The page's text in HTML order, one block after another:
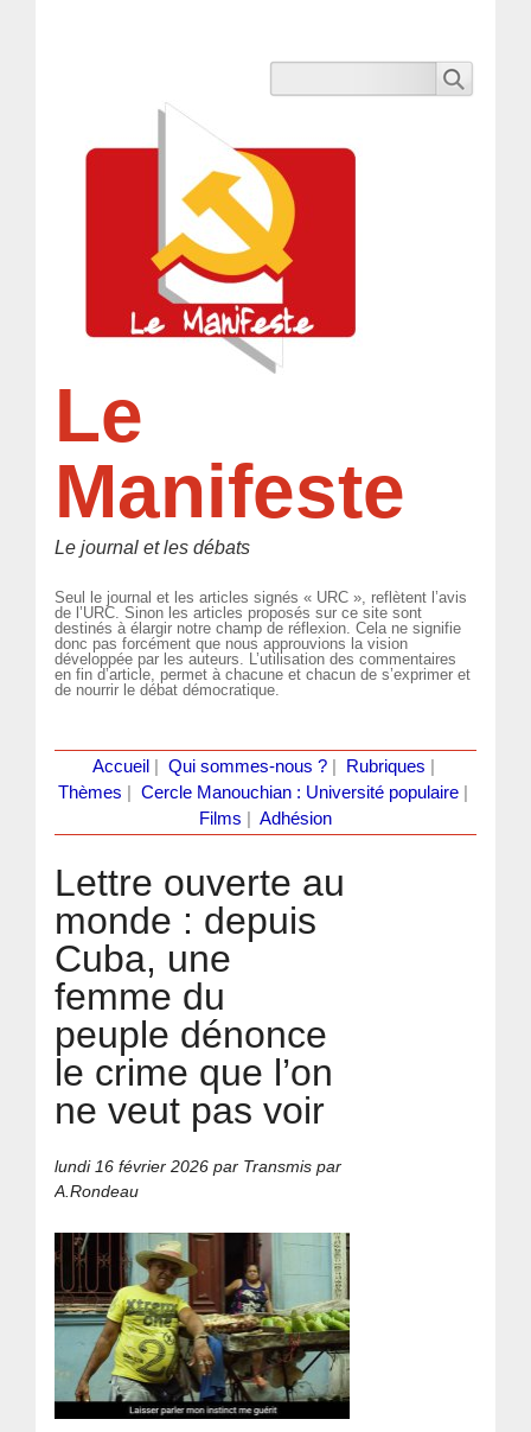
Le
Manifeste
Le journal et les débats
Seul le journal et les articles signés « URC », reflètent l’avis
de l’URC. Sinon les articles proposés sur ce site sont
destinés à élargir notre champ de réflexion. Cela ne signifie
donc pas forcément que nous approuvions la vision
développée par les auteurs. L’utilisation des commentaires
en fin d’article, permet à chacune et chacun de s’exprimer et
de nourrir le débat démocratique.
Accueil Qui sommes-nous ?| Rubriques
Thèmes
Cercle Manouchian : Université populaire
Films
Adhésion
Lettre ouverte au
monde : depuis
Cuba, une
femme du
peuple dénonce
le crime que l’on
ne veut pas voir
lundi 16 février 2026 par Transmis par
A.Rondeau